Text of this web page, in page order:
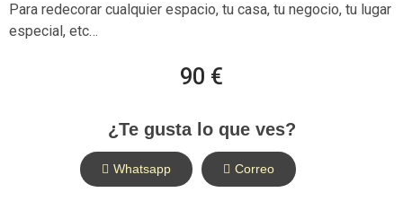
Para redecorar cualquier espacio, tu casa, tu negocio, tu lugar
especial, etc…
90 €
¿Te gusta lo que ves?
Whatsapp Correo